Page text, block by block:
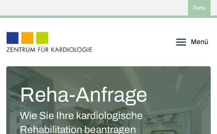
Reha
Menü
Reha-Anfrage
Wie Sie Ihre kardiologische
Rehabilitation beantragen